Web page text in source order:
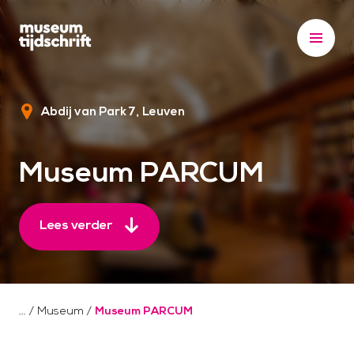
S
i
p
t
Abdij van Park 7 Leuven
Museum PARCUM
Lees verder
/ Museum / Museum PARCUM